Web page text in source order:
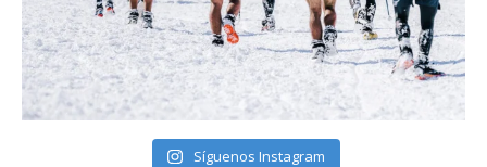
Síguenos Instagram